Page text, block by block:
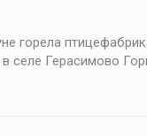
горела
селе Герасимово